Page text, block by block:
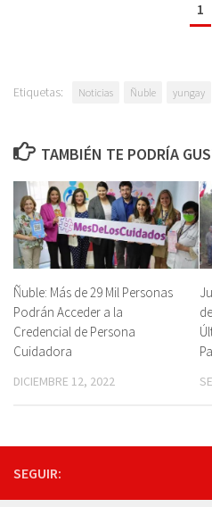
1
Etiquetas: Noticias Ñuble yungay
TAMBIÉN TE PODRÍA
Ñuble: Más de 29 Mil Personas
Podrán Acceder a la
Credencial de Persona
Cuidadora
DICIEMBRE 12, 2022
SEGUIR: